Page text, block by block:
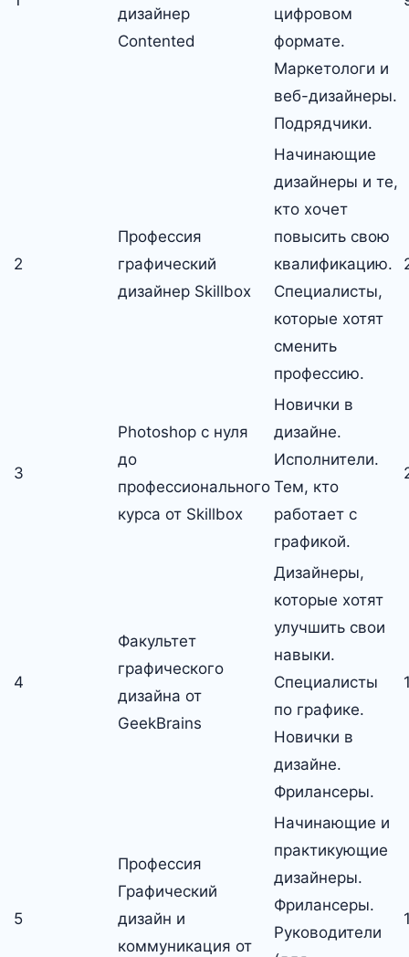
дизайнер
Contented
цифровом
формате.
Маркетологи и
веб-дизайнеры.
Подрядчики.
2
Профессия
графический
дизайнер Skillbox
Начинающие
дизайнеры и те,
кто хочет
повысить свою
квалификацию.
Специалисты,
которые хотят
сменить
профессию.
3
Photoshop с нуля
до
профессионального
курса от Skillbox
Новички в
дизайне.
Исполнители.
Тем, кто
работает с
графикой.
4
Факультет
графического
дизайна от
GeekBrains
Дизайнеры,
которые хотят
улучшить свои
навыки.
Специалисты
по графике.
Новички в
дизайне.
Фрилансеры.
5
Профессия
Графический
дизайн и
коммуникация от
Начинающие и
практикующие
дизайнеры.
Фрилансеры.
Руководители